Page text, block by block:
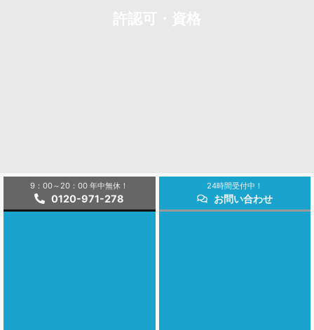
9：00～20：00 年中無休！
0120-971-278
24時間受付中！
お問い合わせ